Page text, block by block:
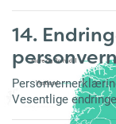
14.
Vesentlige